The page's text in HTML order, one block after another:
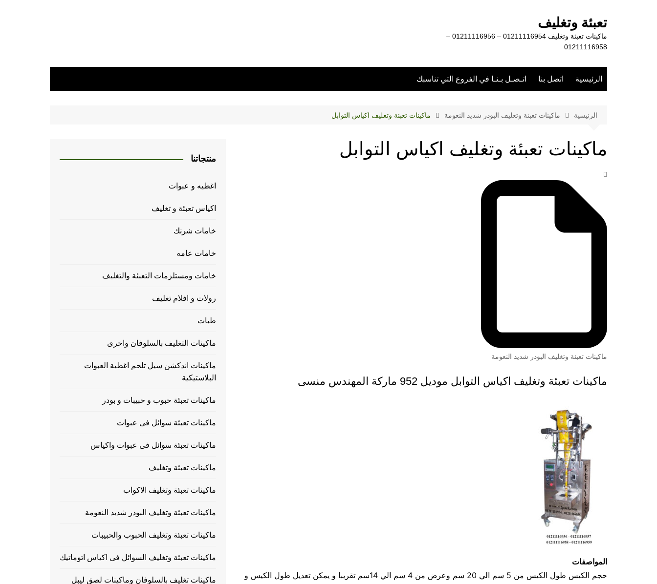
تعبئة وتغليف
ماكينات تعبئة وتغليف 01211116954 – 01211116956 –
01211116958
الرئيسية اتصل بنا اتـصـل بـنـا في الفروع التي تناسبك
الرئيسية ماكينات تعبئة وتغليف البودر شديد النعومة ماكينات تعبئة وتغليف اكياس التوابل
ماكينات تعبئة وتغليف اكياس التوابل
ماكينات تعبئة وتغليف البودر شديد النعومة
ماكينات تعبئة وتغليف اكياس التوابل موديل 952 ماركة المهندس منسى
المواصفات
حجم الكيس طول الكيس من 5 سم الي 20 سم وعرض من 4 سم الي 14سم تقريبا و يمكن تعديل طول الكيس و
منتجاتنا
اغطيه و عبوات
اكياس تعبئة و تغليف
خامات شرنك
خامات عامه
خامات ومستلزمات التعبئة والتغليف
رولات و افلام تغليف
طبات
ماكينات التغليف بالسلوفان واخرى
ماكينات اندكشن سيل تلحم اغطية العبوات
البلاستيكية
ماكينات تعبئة حبوب و حبيبات و بودر
ماكينات تعبئة سوائل فى عبوات
ماكينات تعبئة سوائل فى عبوات واكياس
ماكينات تعبئة وتغليف
ماكينات تعبئة وتغليف الاكواب
ماكينات تعبئة وتغليف البودر شديد النعومة
ماكينات تعبئة وتغليف الحبوب والحبيبات
ماكينات تعبئة وتغليف السوائل فى اكياس اتوماتيك
ماكينات تغليف بالسلوفان وماكينات لصق ليبل